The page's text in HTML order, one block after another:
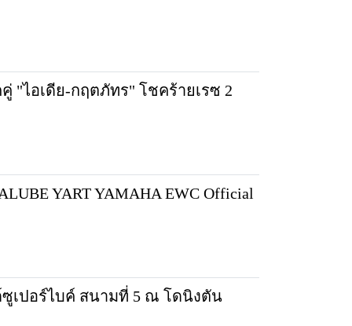
"ไอเดีย-กฤตภัทร" โชคร้ายเรซ 2
YART YAMAHA EWC Official
ซูเปอร์ไบค์ สนามที่ 5 ณ โดนิงตัน